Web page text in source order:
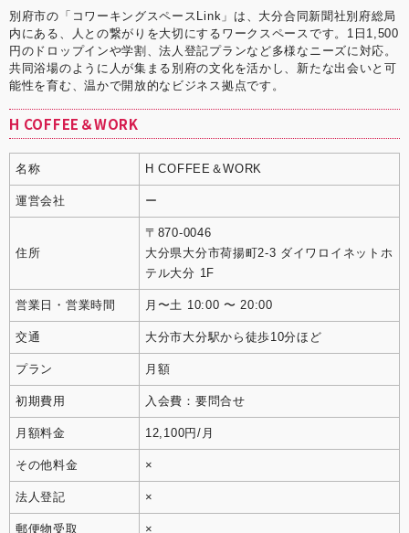
別府市の「コワーキングスペースLink」は、大分合同新聞社別府総局
内にある、人との繋がりを大切にするワークスペースです。1日1,500
円のドロップインや学割、法人登記プランなど多様なニーズに対応。
共同浴場のように人が集まる別府の文化を活かし、新たな出会いと可
能性を育む、温かで開放的なビジネス拠点です。
H COFFEE＆WORK
名称 H COFFEE＆WORK
運営会社 ー
住所
〒870-0046
大分県大分市荷揚町2-3 ダイワロイネットホ
テル大分 1F
営業日・営業時間 月〜土 10:00 〜 20:00
交通 大分市大分駅から徒歩10分ほど
プラン 月額
初期費用 入会費：要問合せ
月額料金 12,100円/月
その他料金 ×
法人登記 ×
郵便物受取 ×